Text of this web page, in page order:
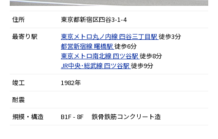
住所
東京都新宿区四谷3-1-4
最寄り駅
東京メトロ丸ノ内線四谷三丁目駅 徒歩3分
都営新宿線曙橋駅 徒歩6分
東京メトロ南北線四ツ谷駅 徒歩8分
JR中央･総武線四ツ谷駅 徒歩9分
竣工
1982年
耐震
規模・構造
B1F - 8F 鉄骨鉄筋コンクリート造